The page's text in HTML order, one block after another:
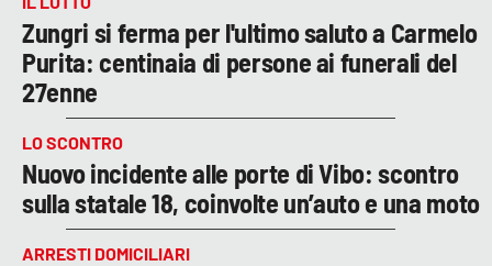
Zungri si ferma per l'ultimo saluto a Carmelo
Purita: centinaia di persone ai funerali del
27enne
LO SCONTRO
Nuovo incidente alle porte di Vibo: scontro
sulla statale 18, coinvolte un’auto e una moto
ARRESTI DOMICILIARI